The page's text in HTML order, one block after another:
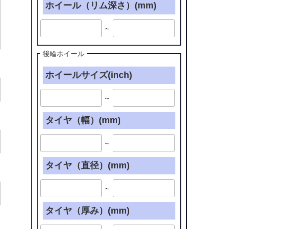
ホイール（リム深さ）(mm)
～
後輪ホイール
ホイールサイズ(inch)
～
タイヤ（幅）(mm)
～
タイヤ（直径）(mm)
～
タイヤ（厚み）(mm)